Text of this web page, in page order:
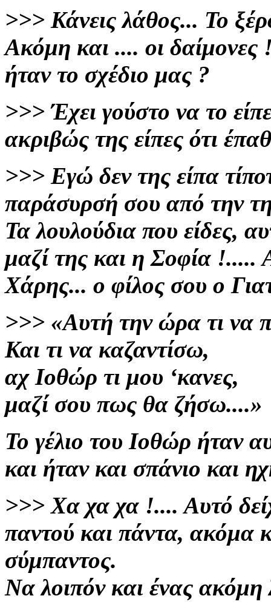
>>> Κάνεις λάθος... Το
Ακόμη και .... οι
ήταν το σχέδιο μας ?
>>> Έχει γούστο να το
ακριβώς της είπες ότι
>>> Εγώ δεν της είπα
παράσυρσή σου από την
Τα λουλούδια που είδες,
μαζί της και η Σοφία !.....
Χάρης... ο φίλος σου ο
>>> «Αυτή την ώρα τι να
Και τι να καζαντίσω,
αχ Ιοθώρ τι μου ‘κανες,
μαζί σου πως θα ζήσω....»
Το γέλιο του Ιοθώρ ήταν
και ήταν και σπάνιο και
>>> Χα χα χα !.... Αυτό
παντού και πάντα, ακόμα
σύμπαντος.
Να λοιπόν και ένας ακόμη